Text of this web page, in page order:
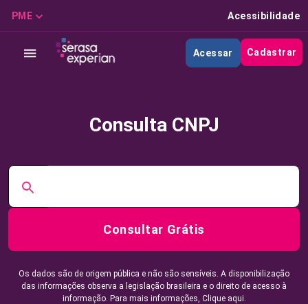
PME Acessibilidade
Acessar Cadastrar
Consulta CNPJ
Consultar Grátis
Os dados são de origem pública e não são sensíveis. A disponibilização
das informações observa a legislação brasileira e o direito de acesso à
informação. Para mais informações, Clique aqui.